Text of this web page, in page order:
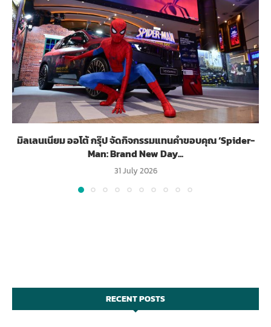
มิลเลนเนียม ออโต้ กรุ๊ป จัดกิจกรรมแทนคำขอบคุณ ‘Spider-
Man: Brand New Day...
31 July 2026
RECENT POSTS